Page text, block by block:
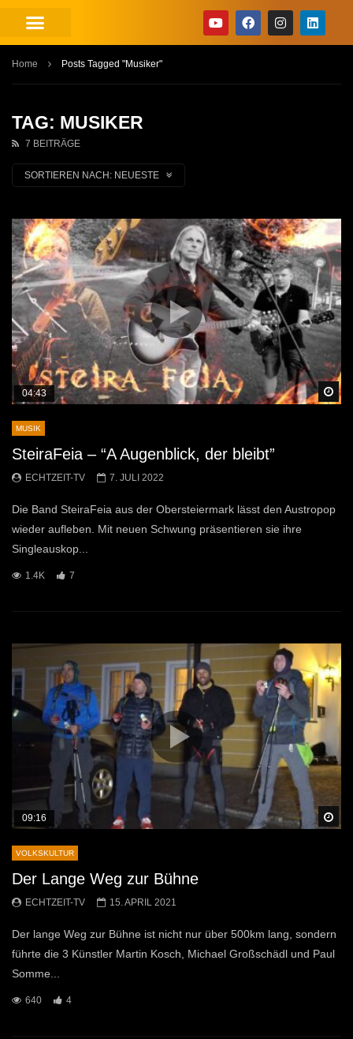
Home Posts Tagged "Musiker"
TAG: MUSIKER
7 BEITRÄGE
SORTIEREN NACH: NEUESTE
04:43
MUSIK
SteiraFeia – “A Augenblick, der bleibt”
ECHTZEIT-TV 7. JULI 2022
Die Band SteiraFeia aus der Obersteiermark lässt den Austropop
wieder aufleben. Mit neuen Schwung präsentieren sie ihre
Singleauskop...
1.4K 7
09:16
VOLKSKULTUR
Der Lange Weg zur Bühne
ECHTZEIT-TV 15. APRIL 2021
Der lange Weg zur Bühne ist nicht nur über 500km lang, sondern
führte die 3 Künstler Martin Kosch, Michael Großschädl und Paul
Somme...
640 4